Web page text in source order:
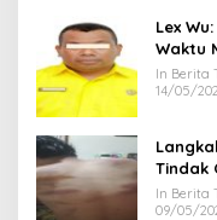
Lex
Waktu
Kuning.
In Berita
14/05/
Tindak
In Berita
09/05/